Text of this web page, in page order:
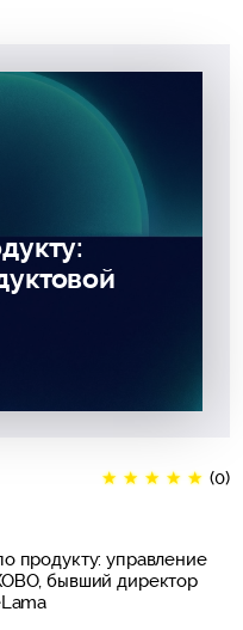
★ ★ ★ ★ ★ (0)
продукту: управление
бывший директор